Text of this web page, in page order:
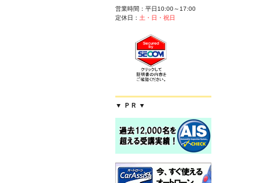
営業時間：平日10:00～17:00
定休日： 土・日・祝日
▼ ＰＲ ▼